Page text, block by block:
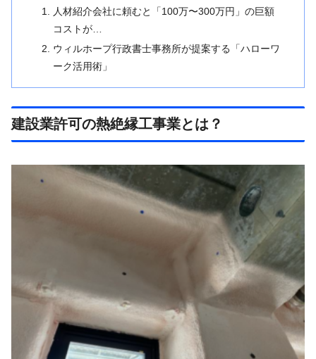
人材紹介会社に頼むと「100万〜300万円」の巨額
コストが…
ウィルホープ行政書士事務所が提案する「ハローワ
ーク活用術」
建設業許可の熱絶縁工事業とは？